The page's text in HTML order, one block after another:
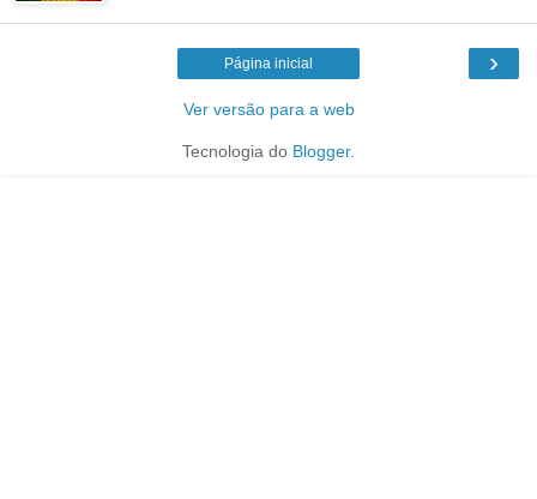
›
Página inicial
Ver versão para a web
Tecnologia do Blogger.